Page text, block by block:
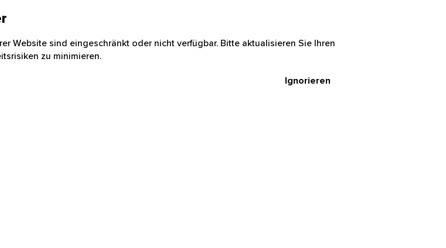
Website sind eingeschränkt oder nicht verfügbar. Bitte aktualisieren Sie Ihren
zu minimieren.
Ignorieren